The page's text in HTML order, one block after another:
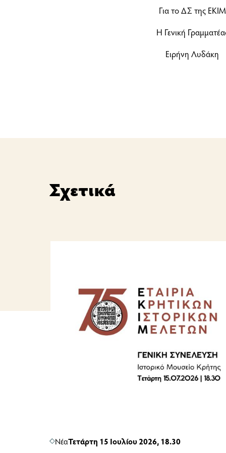
Για το ΔΣ της ΕΚΙΜ
Η Γενική
Ειρήνη Λυδάκη
Σχετικά
ΝέαΤετάρτη 15 Ιουλίου 2026, 18.30